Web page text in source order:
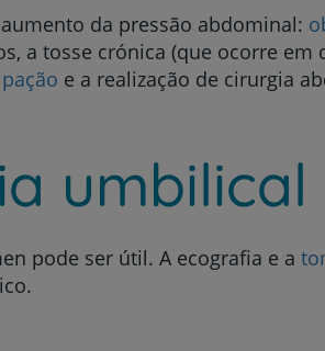
da pressão abdominal:
a tosse crónica (que ocorre em
e a realização de cirurgia
umbilical
pode ser útil. A ecografia e a